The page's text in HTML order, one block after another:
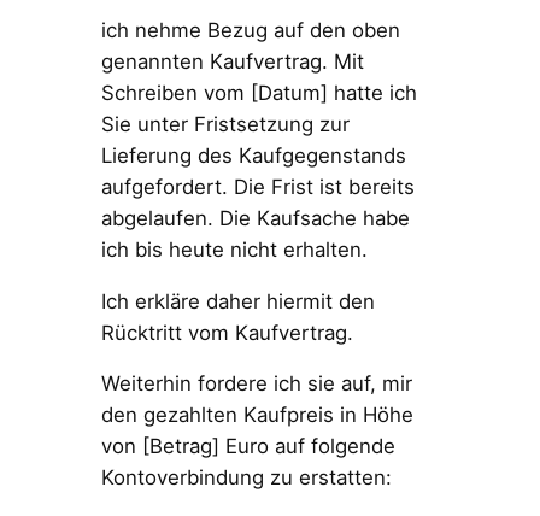
ich nehme Bezug auf den oben
genannten Kaufvertrag. Mit
Schreiben vom [Datum] hatte ich
Sie unter Fristsetzung zur
Lieferung des Kaufgegenstands
aufgefordert. Die Frist ist bereits
abgelaufen. Die Kaufsache habe
ich bis heute nicht erhalten.
Ich erkläre daher hiermit den
Rücktritt vom Kaufvertrag.
Weiterhin fordere ich sie auf, mir
den gezahlten Kaufpreis in Höhe
von [Betrag] Euro auf folgende
Kontoverbindung zu erstatten: